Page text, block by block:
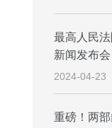
最高人民
新闻发布会
2024-04-23
重磅！两